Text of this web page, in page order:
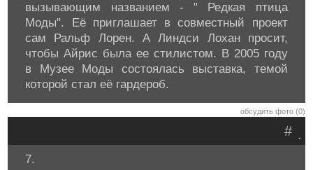
вызывающим названием - " Редкая птица
Моды". Её приглашает в совместный проект
сам Ральф Лорен. А Линдси Лохан просит,
чтобы Айрис была ее стилистом. В 2005 году
в Музее Моды состоялась выставка, темой
которой стал её гардероб.
обсудить фото (0)
.
#
7.